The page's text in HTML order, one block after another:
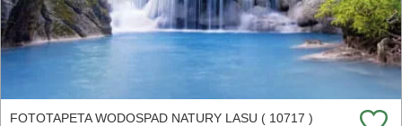
FOTOTAPETA WODOSPAD NATURY LASU ( 10717 )